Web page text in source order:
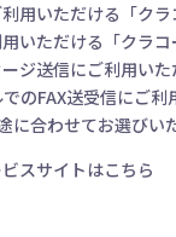
用いただける「ク
いただける「クラコ
ジ送信にご利用い
のFAX送受信にご利
に合わせてお選びい
スサイトはこちら